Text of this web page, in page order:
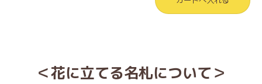
＜花に立てる名札について＞